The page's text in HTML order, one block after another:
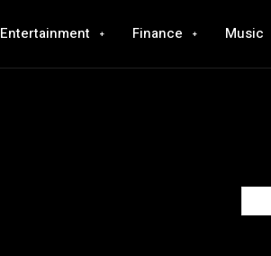
Entertainment Finance Music